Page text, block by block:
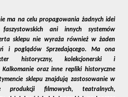
ma na celu propagowania żadnych idei
ani innych systemów
sklepu nie wyraża również w żaden
i poglądów Sprzedającego. Ma ona
historyczny, kolekcjonerski i
oraz inne repliki historyczne
sklepu znajdują zastosowanie w
produkcji filmowych, teatralnych,